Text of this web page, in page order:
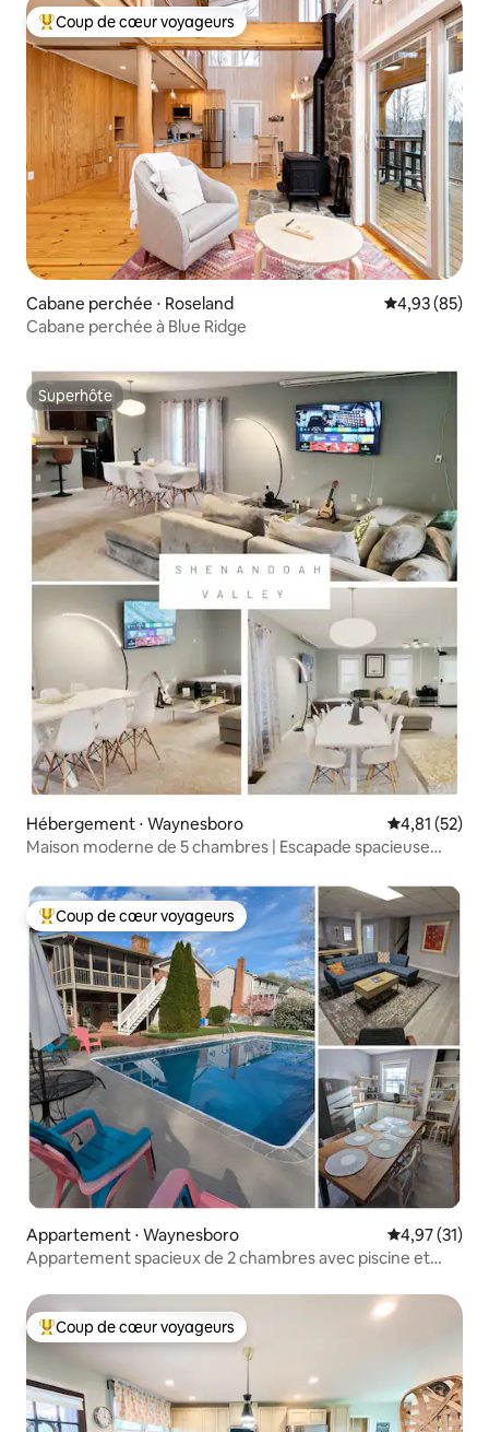
Coups de cœur voyageurs les plus appréciés
Coup de cœur voyageurs
Cabane perchée ⋅ Roseland Évaluation
4,93 (85)
Cabane perchée à Blue Ridge
Superhôte
Superhôte
Hébergement ⋅ Waynesboro Évaluation
4,81 (52)
Maison moderne de 5 chambres | Escapade spacieuse
Coups de cœur voyageurs les plus appréciés
Coup de cœur voyageurs
Appartement ⋅ Waynesboro Évaluation
4,97 (31)
Appartement spacieux de 2 chambres avec piscine et
Coups de cœur voyageurs les plus appréciés
Coup de cœur voyageurs